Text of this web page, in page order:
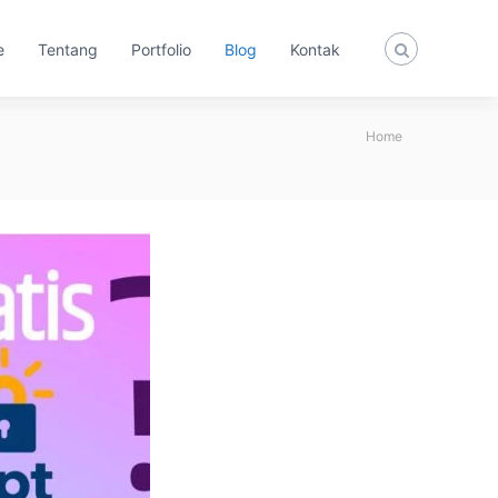
Tentang Portfolio Blog Kontak
Home